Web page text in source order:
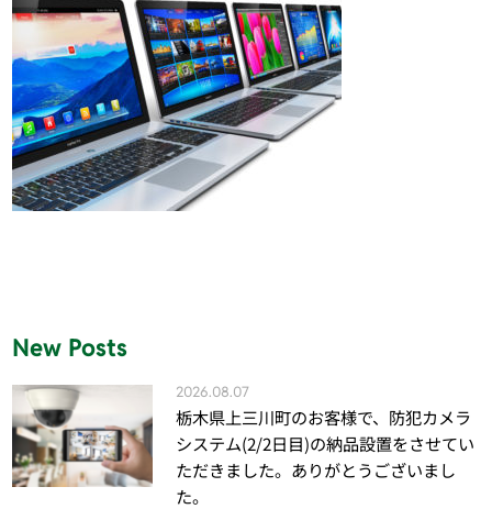
New Posts
2026.08.07
栃木県上三川町のお客様で、防犯カメラ
システム(2/2日目)の納品設置をさせてい
ただきました。ありがとうございまし
た。